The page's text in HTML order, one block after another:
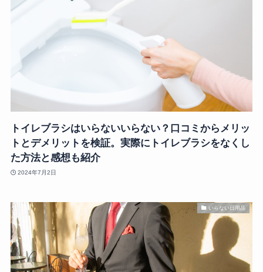
トイレブラシはいらないいらない？口コミからメリッ
トとデメリットを検証。実際にトイレブラシをなくし
た方法と感想も紹介
2024年7月2日
いらない日用品